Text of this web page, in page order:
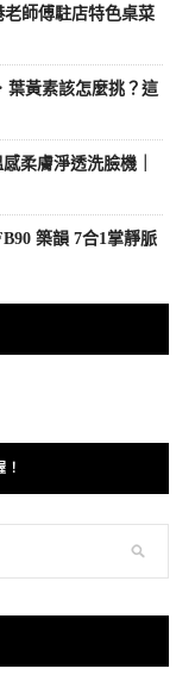
師傅駐店特色桌菜
葉黃素該怎麼挑？這
柔膚淨透洗臉機｜
築韻 7合1掌靜脈